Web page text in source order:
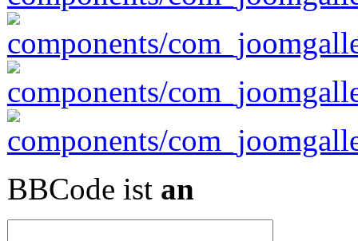
BBCode ist an